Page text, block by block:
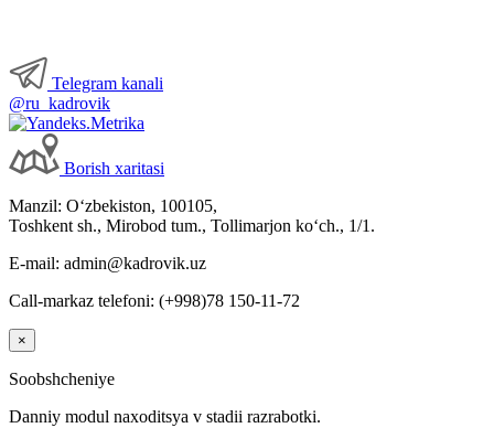
Telegram kanali
@ru_kadrovik
Borish хaritasi
Manzil: Oʻzbekiston, 100105,
Toshkent sh., Mirobod tum., Tollimarjon koʻch., 1/1.
E-mail: admin@kadrovik.uz
Call-markaz telefoni: (+998)78 150-11-72
×
Soobshcheniye
Danniy modul naхoditsya v stadii razrabotki.